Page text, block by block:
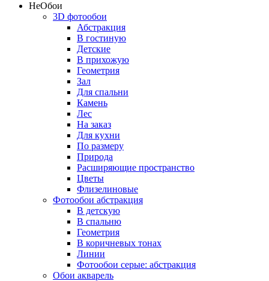
НеОбои
3D фотообои
Абстракция
В гостиную
Детские
В прихожую
Геометрия
Зал
Для спальни
Камень
Лес
На заказ
Для кухни
По размеру
Природа
Расширяющие пространство
Цветы
Флизелиновые
Фотообои абстракция
В детскую
В спальню
Геометрия
В коричневых тонах
Линии
Фотообои серые: абстракция
Обои акварель